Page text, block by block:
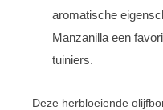
aromatische
Manzanilla een
tuiniers.
Deze herbloeiende